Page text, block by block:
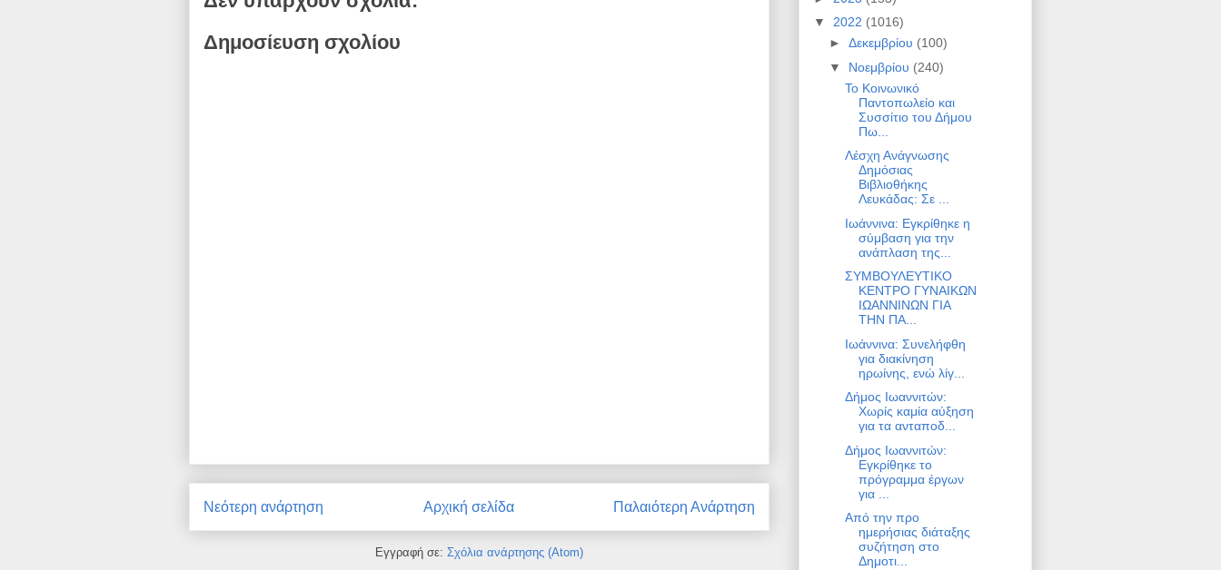
Δημοσίευση σχολίου
Νεότερη ανάρτηση Παλαιότερη Ανάρτηση
Αρχική σελίδα
Εγγραφή σε: Σχόλια ανάρτησης (Atom)
▼ 2022 (1016)
► Δεκεμβρίου (100)
▼ Νοεμβρίου (240)
Το Κοινωνικό
Παντοπωλείο και
Συσσίτιο του Δήμου
Πω...
Λέσχη Ανάγνωσης
Δημόσιας
Βιβλιοθήκης
Λευκάδας: Σε ...
Ιωάννινα: Εγκρίθηκε η
σύμβαση για την
ανάπλαση της...
ΣΥΜΒΟΥΛΕΥΤΙΚΟ
ΚΕΝΤΡΟ ΓΥΝΑΙΚΩΝ
ΙΩΑΝΝΙΝΩΝ ΓΙΑ
ΤΗΝ ΠΑ...
Ιωάννινα: Συνελήφθη
για διακίνηση
ηρωίνης, ενώ λίγ...
Δήμος Ιωαννιτών:
Χωρίς καμία αύξηση
για τα ανταποδ...
Δήμος Ιωαννιτών:
Εγκρίθηκε το
πρόγραμμα έργων
για ...
Από την προ
ημερήσιας διάταξης
συζήτηση στο
Δημοτι...